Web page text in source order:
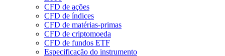
CFD de ações
CFD de índices
CFD de matérias-primas
CFD de criptomoeda
CFD de fundos ETF
Especificação do instrumento